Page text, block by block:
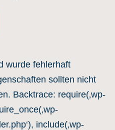
wurde fehlerhaft
sollten nicht
Backtrace: require(‚wp-
include(‚wp-